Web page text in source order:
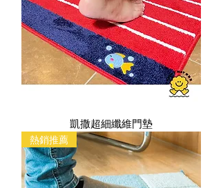
凱撒超細纖維門墊
熱銷推薦